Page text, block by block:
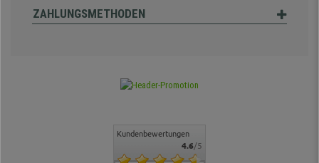
ZAHLUNGSMETHODEN
Kundenbewertungen
4.6/5